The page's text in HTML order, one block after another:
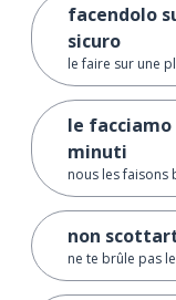
facendolo
sicuro
le faire sur une
le
minuti
nous les faisons
non
ne te brûle pas